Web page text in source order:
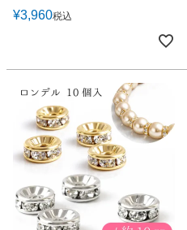
¥3,960税込